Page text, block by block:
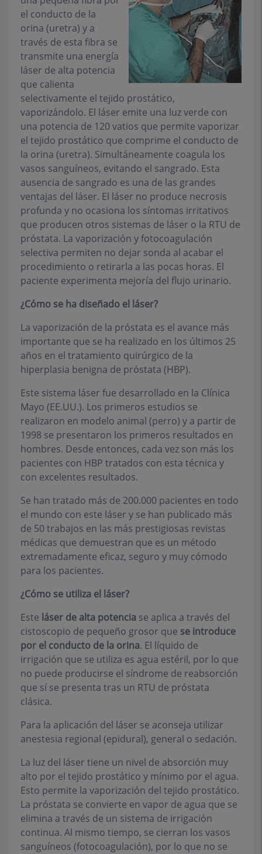
el conducto de la
orina (uretra) y a
través de esta fibra se
transmite una energía
láser de alta potencia
que calienta
selectivamente el tejido prostático,
vaporizándolo. El láser emite una luz verde con
una potencia de 120 vatios que permite vaporizar
el tejido prostático que comprime el conducto de
la orina (uretra). Simultáneamente coagula los
vasos sanguíneos, evitando el sangrado. Esta
ausencia de sangrado es una de las grandes
ventajas del láser. El láser no produce necrosis
profunda y no ocasiona los síntomas irritativos
que producen otros sistemas de láser o la RTU de
próstata. La vaporización y fotocoagulación
selectiva permiten no dejar sonda al acabar el
procedimiento o retirarla a las pocas horas. El
paciente experimenta mejoría del flujo urinario.
¿Cómo se ha diseñado el láser?
La vaporización de la próstata es el avance más
importante que se ha realizado en los últimos 25
años en el tratamiento quirúrgico de la
hiperplasia benigna de próstata (HBP).
Este sistema láser fue desarrollado en la Clínica
Mayo (EE.UU.). Los primeros estudios se
realizaron en modelo animal (perro) y a partir de
1998 se presentaron los primeros resultados en
hombres. Desde entonces, cada vez son más los
pacientes con HBP tratados con esta técnica y
con excelentes resultados.
Se han tratado más de 200.000 pacientes en todo
el mundo con este láser y se han publicado más
de 50 trabajos en las más prestigiosas revistas
médicas que demuestran que es un método
extremadamente eficaz, seguro y muy cómodo
para los pacientes.
¿Cómo se utiliza el láser?
Este láser de alta potencia se aplica a través del
cistoscopio de pequeño grosor que se introduce
por el conducto de la orina. El líquido de
irrigación que se utiliza es agua estéril, por lo que
no puede producirse el síndrome de reabsorción
que sí se presenta tras un RTU de próstata
clásica.
Para la aplicación del láser se aconseja utilizar
anestesia regional (epidural), general o sedación.
La luz del láser tiene un nivel de absorción muy
alto por el tejido prostático y mínimo por el agua.
Esto permite la vaporización del tejido prostático.
La próstata se convierte en vapor de agua que se
elimina a través de un sistema de irrigación
continua. Al mismo tiempo, se cierran los vasos
sanguíneos (fotocoagulación), por lo que no se